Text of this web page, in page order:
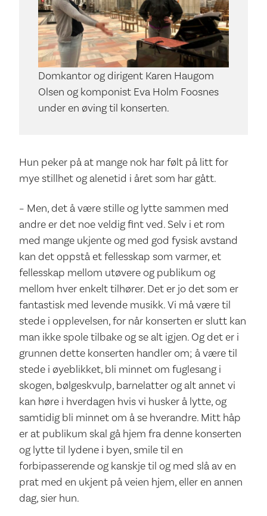
Domkantor og dirigent Karen Haugom
Olsen og komponist Eva Holm Foosnes
under en øving til konserten.
Hun peker på at mange nok har følt på litt for
mye stillhet og alenetid i året som har gått.
– Men, det å være stille og lytte sammen med
andre er det noe veldig fint ved. Selv i et rom
med mange ukjente og med god fysisk avstand
kan det oppstå et fellesskap som varmer, et
fellesskap mellom utøvere og publikum og
mellom hver enkelt tilhører. Det er jo det som er
fantastisk med levende musikk. Vi må være til
stede i opplevelsen, for når konserten er slutt kan
man ikke spole tilbake og se alt igjen. Og det er i
grunnen dette konserten handler om; å være til
stede i øyeblikket, bli minnet om fuglesang i
skogen, bølgeskvulp, barnelatter og alt annet vi
kan høre i hverdagen hvis vi husker å lytte, og
samtidig bli minnet om å se hverandre. Mitt håp
er at publikum skal gå hjem fra denne konserten
og lytte til lydene i byen, smile til en
forbipasserende og kanskje til og med slå av en
prat med en ukjent på veien hjem, eller en annen
dag, sier hun.